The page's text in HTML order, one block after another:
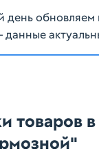
день обновляем
товаров в